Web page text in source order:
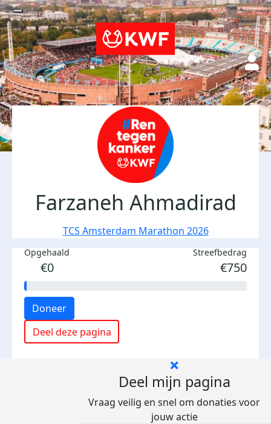
Farzaneh Ahmadirad
TCS Amsterdam Marathon 2026
Opgehaald
€0
Streefbedrag
€750
Doneer
Deel deze pagina
Deel mijn pagina
Vraag veilig en snel om donaties voor
jouw actie